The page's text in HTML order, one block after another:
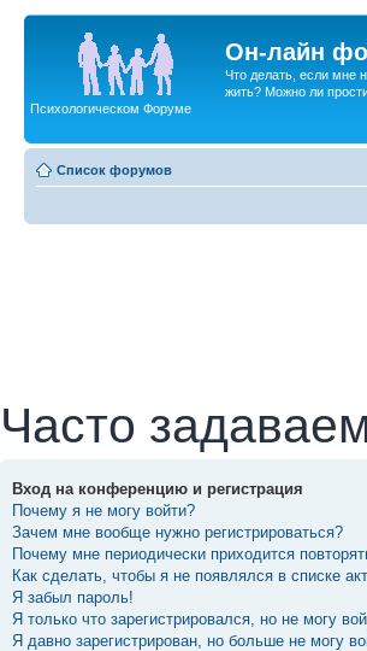
Он-лайн
Что делать, если мне
жить? Можно ли
Психологическом Форуме
Список форумов
Часто
Вход на конференцию и регистрация
Почему я не могу войти?
Зачем мне вообще нужно регистрироваться?
Почему мне периодически приходится
Как сделать, чтобы я не появлялся в списке
Я забыл пароль!
Я только что зарегистрировался, но не могу
Я давно зарегистрирован, но больше не могу